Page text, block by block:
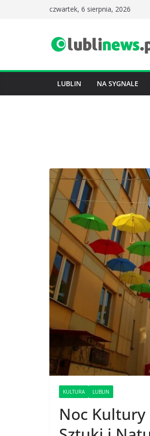
czwartek, 6 sierpnia, 2026
LUBLIN NA SYGNALE
KULTURA LUBLIN
Noc Kultury